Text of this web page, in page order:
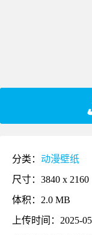
分类： 动漫壁纸
尺寸：3840 x 2160
体积：2.0 MB
上传时间：2025-